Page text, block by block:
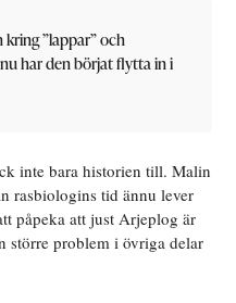
”lappar” och
har den börjat flytta in i
inte bara historien till. Malin
rasbiologins tid ännu lever
påpeka att just Arjeplog är
större problem i övriga delar